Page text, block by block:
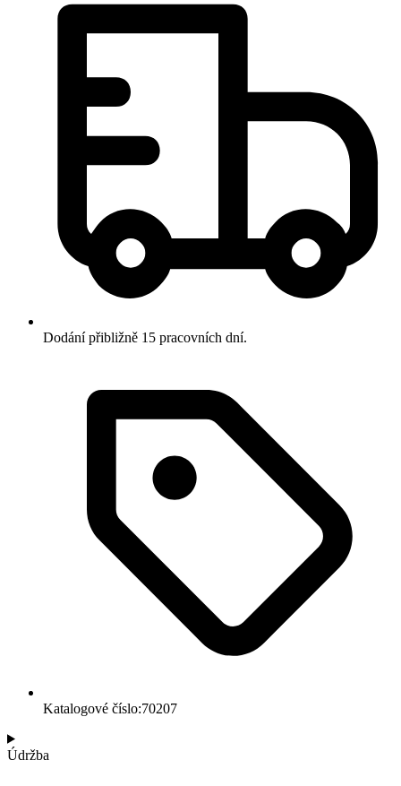
Dodání přibližně 15 pracovních dní.
Katalogové číslo:70207
Údržba